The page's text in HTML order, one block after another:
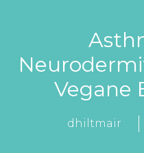
Vegane
dhiltmair